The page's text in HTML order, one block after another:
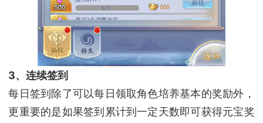
3、连续签到
每日签到除了可以每日领取角色培养基本的奖励外，
更重要的是如果签到累计到一定天数即可获得元宝奖